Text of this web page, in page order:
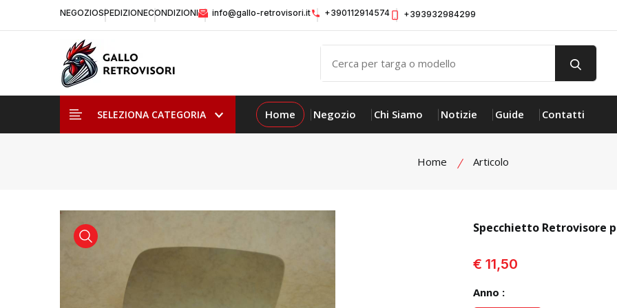
NEGOZIOSPEDIZIONECONDIZIONI info@gallo-retrovisori.it +390112914574 +393932984299
SELEZIONA CATEGORIA Home Negozio Chi Siamo Notizie Guide Contatti
Home Articolo
visualizza prodotto
Specchietto Retrovisore
€ 11,50
Anno :